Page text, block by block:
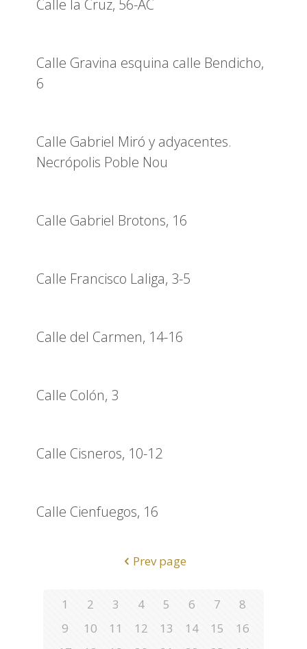
Calle la Cruz, 56-AC
Calle Gravina esquina calle Bendicho,
6
Calle Gabriel Miró y adyacentes.
Necrópolis Poble Nou
Calle Gabriel Brotons, 16
Calle Francisco Laliga, 3-5
Calle del Carmen, 14-16
Calle Colón, 3
Calle Cisneros, 10-12
Calle Cienfuegos, 16
Prev page
1 2 3 4 5 6 7
8
9
10 11 12 13 14 15
16